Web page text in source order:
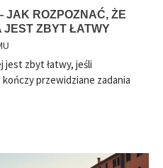
ROZPOZNAĆ, ŻE
JEST ZBYT ŁATWY
jest zbyt łatwy, jeśli
przewidziane zadania